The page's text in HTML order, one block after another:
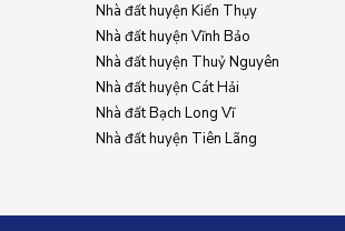
Nhà đất huyện Kiến Thụy
Nhà đất huyện Vĩnh Bảo
Nhà đất huyện Thuỷ Nguyên
Nhà đất huyện Cát Hải
Nhà đất Bạch Long Vĩ
Nhà đất huyện Tiên Lãng